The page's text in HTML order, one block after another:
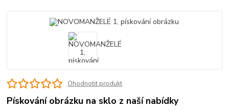
Ohodnotit produkt
Pískování obrázku na sklo z naší nabídky